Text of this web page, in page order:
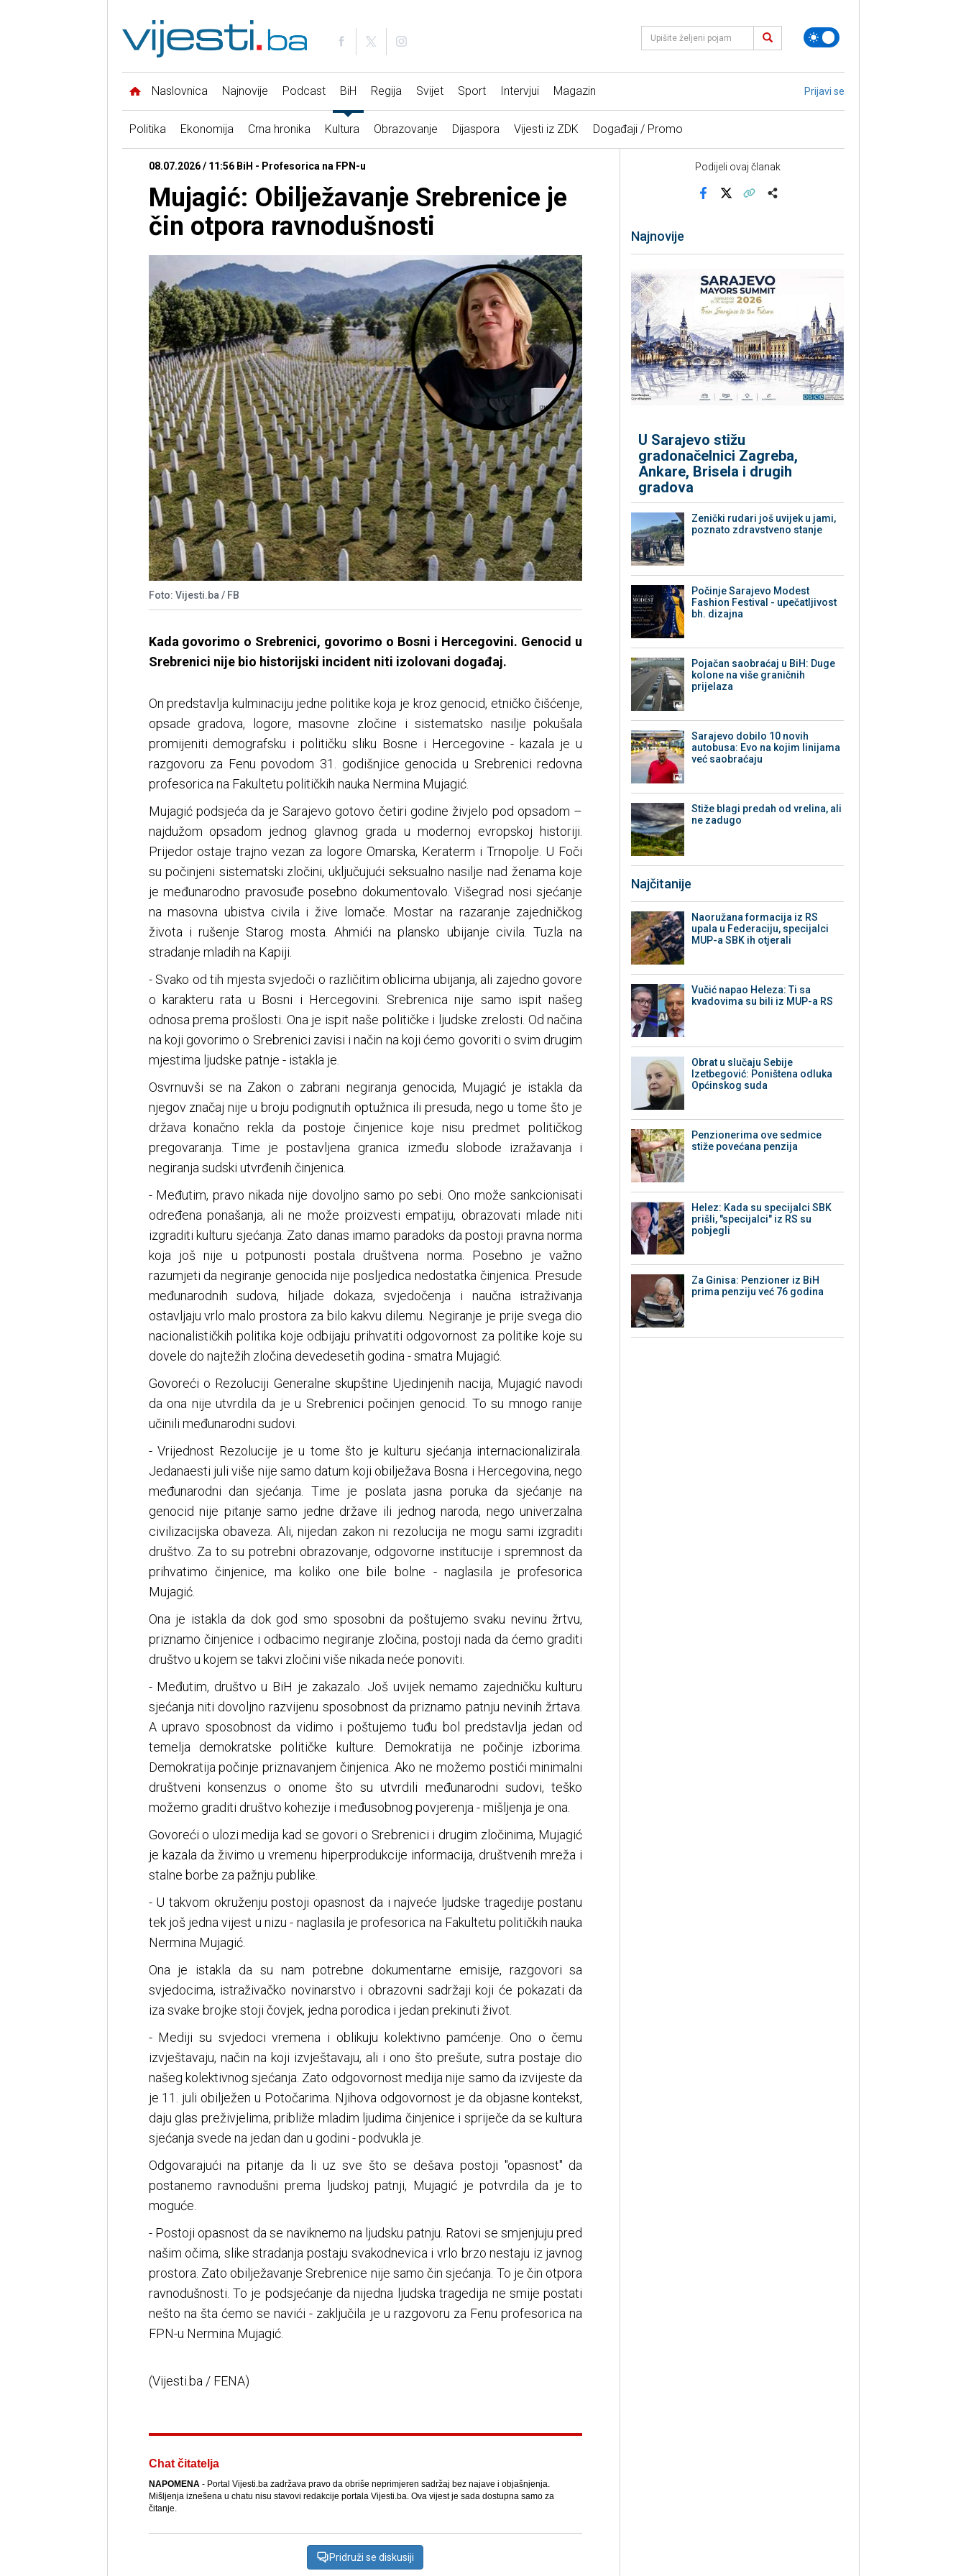
Naslovnica Najnovije Podcast BiH Regija Svijet Sport Intervjui Magazin Prijavi se
Politika Ekonomija Crna hronika Kultura Obrazovanje Dijaspora Vijesti iz ZDK Događaji / Promo
08.07.2026 / 11:56 BiH - Profesorica na FPN-u
Mujagić: Obilježavanje Srebrenice je
čin otpora ravnodušnosti
Foto: Vijesti.ba / FB
Kada govorimo o Srebrenici, govorimo o Bosni i Hercegovini. Genocid u
Srebrenici nije bio historijski incident niti izolovani događaj.
On predstavlja kulminaciju jedne politike koja je kroz genocid, etničko čišćenje,
opsade gradova, logore, masovne zločine i sistematsko nasilje pokušala
promijeniti demografsku i političku sliku Bosne i Hercegovine - kazala je u
razgovoru za Fenu povodom 31. godišnjice genocida u Srebrenici redovna
profesorica na Fakultetu političkih nauka Nermina Mujagić.
Mujagić podsjeća da je Sarajevo gotovo četiri godine živjelo pod opsadom –
najdužom opsadom jednog glavnog grada u modernoj evropskoj historiji.
Prijedor ostaje trajno vezan za logore Omarska, Keraterm i Trnopolje. U Foči
su počinjeni sistematski zločini, uključujući seksualno nasilje nad ženama koje
je međunarodno pravosuđe posebno dokumentovalo. Višegrad nosi sjećanje
na masovna ubistva civila i žive lomače. Mostar na razaranje zajedničkog
života i rušenje Starog mosta. Ahmići na plansko ubijanje civila. Tuzla na
stradanje mladih na Kapiji.
- Svako od tih mjesta svjedoči o različitim oblicima ubijanja, ali zajedno govore
o karakteru rata u Bosni i Hercegovini. Srebrenica nije samo ispit našeg
odnosa prema prošlosti. Ona je ispit naše političke i ljudske zrelosti. Od načina
na koji govorimo o Srebrenici zavisi i način na koji ćemo govoriti o svim drugim
mjestima ljudske patnje - istakla je.
Osvrnuvši se na Zakon o zabrani negiranja genocida, Mujagić je istakla da
njegov značaj nije u broju podignutih optužnica ili presuda, nego u tome što je
država konačno rekla da postoje činjenice koje nisu predmet političkog
pregovaranja. Time je postavljena granica između slobode izražavanja i
negiranja sudski utvrđenih činjenica.
- Međutim, pravo nikada nije dovoljno samo po sebi. Ono može sankcionisati
određena ponašanja, ali ne može proizvesti empatiju, obrazovati mlade niti
izgraditi kulturu sjećanja. Zato danas imamo paradoks da postoji pravna norma
koja još nije u potpunosti postala društvena norma. Posebno je važno
razumjeti da negiranje genocida nije posljedica nedostatka činjenica. Presude
međunarodnih sudova, hiljade dokaza, svjedočenja i naučna istraživanja
ostavljaju vrlo malo prostora za bilo kakvu dilemu. Negiranje je prije svega dio
nacionalističkih politika koje odbijaju prihvatiti odgovornost za politike koje su
dovele do najtežih zločina devedesetih godina - smatra Mujagić.
Govoreći o Rezoluciji Generalne skupštine Ujedinjenih nacija, Mujagić navodi
da ona nije utvrdila da je u Srebrenici počinjen genocid. To su mnogo ranije
učinili međunarodni sudovi.
- Vrijednost Rezolucije je u tome što je kulturu sjećanja internacionalizirala.
Jedanaesti juli više nije samo datum koji obilježava Bosna i Hercegovina, nego
međunarodni dan sjećanja. Time je poslata jasna poruka da sjećanje na
genocid nije pitanje samo jedne države ili jednog naroda, nego univerzalna
civilizacijska obaveza. Ali, nijedan zakon ni rezolucija ne mogu sami izgraditi
društvo. Za to su potrebni obrazovanje, odgovorne institucije i spremnost da
prihvatimo činjenice, ma koliko one bile bolne - naglasila je profesorica
Mujagić.
Ona je istakla da dok god smo sposobni da poštujemo svaku nevinu žrtvu,
priznamo činjenice i odbacimo negiranje zločina, postoji nada da ćemo graditi
društvo u kojem se takvi zločini više nikada neće ponoviti.
- Međutim, društvo u BiH je zakazalo. Još uvijek nemamo zajedničku kulturu
sjećanja niti dovoljno razvijenu sposobnost da priznamo patnju nevinih žrtava.
A upravo sposobnost da vidimo i poštujemo tuđu bol predstavlja jedan od
temelja demokratske političke kulture. Demokratija ne počinje izborima.
Demokratija počinje priznavanjem činjenica. Ako ne možemo postići minimalni
društveni konsenzus o onome što su utvrdili međunarodni sudovi, teško
možemo graditi društvo kohezije i međusobnog povjerenja - mišljenja je ona.
Govoreći o ulozi medija kad se govori o Srebrenici i drugim zločinima, Mujagić
je kazala da živimo u vremenu hiperprodukcije informacija, društvenih mreža i
stalne borbe za pažnju publike.
- U takvom okruženju postoji opasnost da i najveće ljudske tragedije postanu
tek još jedna vijest u nizu - naglasila je profesorica na Fakultetu političkih nauka
Nermina Mujagić.
Ona je istakla da su nam potrebne dokumentarne emisije, razgovori sa
svjedocima, istraživačko novinarstvo i obrazovni sadržaji koji će pokazati da
iza svake brojke stoji čovjek, jedna porodica i jedan prekinuti život.
- Mediji su svjedoci vremena i oblikuju kolektivno pamćenje. Ono o čemu
izvještavaju, način na koji izvještavaju, ali i ono što prešute, sutra postaje dio
našeg kolektivnog sjećanja. Zato odgovornost medija nije samo da izvijeste da
je 11. juli obilježen u Potočarima. Njihova odgovornost je da objasne kontekst,
daju glas preživjelima, približe mladim ljudima činjenice i spriječe da se kultura
sjećanja svede na jedan dan u godini - podvukla je.
Odgovarajući na pitanje da li uz sve što se dešava postoji "opasnost" da
postanemo ravnodušni prema ljudskoj patnji, Mujagić je potvrdila da je to
moguće.
- Postoji opasnost da se naviknemo na ljudsku patnju. Ratovi se smjenjuju pred
našim očima, slike stradanja postaju svakodnevica i vrlo brzo nestaju iz javnog
prostora. Zato obilježavanje Srebrenice nije samo čin sjećanja. To je čin otpora
ravnodušnosti. To je podsjećanje da nijedna ljudska tragedija ne smije postati
nešto na šta ćemo se navići - zaključila je u razgovoru za Fenu profesorica na
FPN-u Nermina Mujagić.
(Vijesti.ba / FENA)
Chat čitatelja
NAPOMENA- Portal Vijesti.ba zadržava pravo da obriše neprimjeren sadržaj bez najave i objašnjenja.
Mišljenja iznešena u chatu nisu stavovi redakcije portala Vijesti.ba. Ova vijest je sada dostupna samo za
čitanje.
Pridruži se diskusiji
Podijeli ovaj članak
Najnovije
U Sarajevo stižu
gradonačelnici Zagreba,
Ankare, Brisela i drugih
gradova
Zenički rudari još uvijek u jami,
poznato zdravstveno stanje
Počinje Sarajevo Modest
Fashion Festival - upečatljivost
bh. dizajna
Pojačan saobraćaj u BiH: Duge
kolone na više graničnih
prijelaza
Sarajevo dobilo 10 novih
autobusa: Evo na kojim linijama
već saobraćaju
Stiže blagi predah od vrelina, ali
ne zadugo
Najčitanije
Naoružana formacija iz RS
upala u Federaciju, specijalci
MUP-a SBK ih otjerali
Vučić napao Heleza: Ti sa
kvadovima su bili iz MUP-a RS
Obrat u slučaju Sebije
Izetbegović: Poništena odluka
Općinskog suda
Penzionerima ove sedmice
stiže povećana penzija
Helez: Kada su specijalci SBK
prišli, "specijalci" iz RS su
pobjegli
Za Ginisa: Penzioner iz BiH
prima penziju već 76 godina